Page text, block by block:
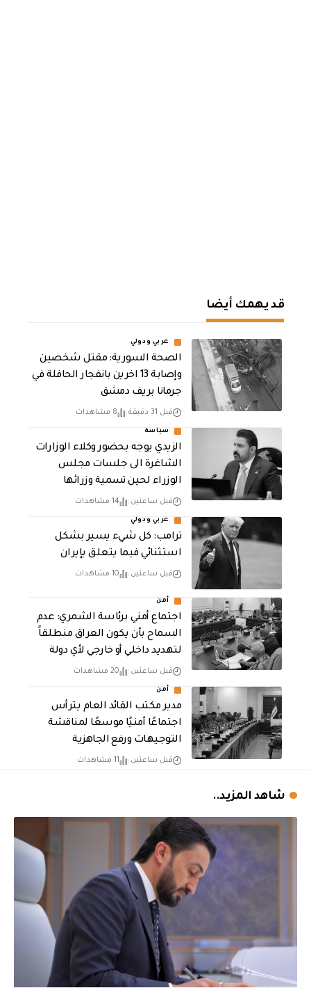
قد يهمك أيضا
عربي ودولي
الصحة السورية: مقتل شخصين
وإصابة 13 اخرين بانفجار الحافلة في
جرمانا بريف دمشق
قبل 31 دقيقة 8 مشاهدات
سياسة
الزيدي يوجه بحضور وكلاء الوزارات
الشاغرة الى جلسات مجلس
الوزراء لحين تسمية وزرائها
قبل ساعتين 14 مشاهدات
عربي ودولي
ترامب: كل شيء يسير بشكل
استثنائي فيما يتعلق بإيران
قبل ساعتين 10 مشاهدات
أمن
اجتماع أمني برئاسة الشمري: عدم
السماح بأن يكون العراق منطلقاً
لتهديد داخلي أو خارجي لأي دولة
قبل ساعتين 20 مشاهدات
أمن
مدير مكتب القائد العام يترأس
اجتماعًا أمنيًا موسعًا لمناقشة
التوجيهات ورفع الجاهزية
قبل ساعتين 11 مشاهدات
شاهد المزيد..